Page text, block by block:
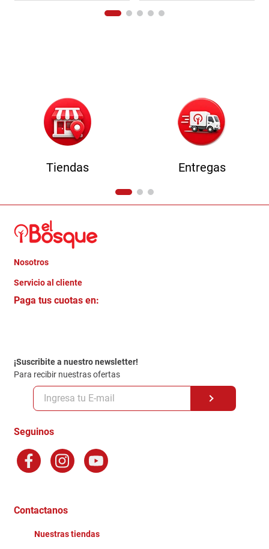
Tiendas Entregas
Nosotros
Quienes somos
Trabaja con Nosotros
Servicio al cliente
Crédito Directo
Politica de Privacidad
Políticas y condiciones GiftCard
Formas de Pago
Terminos y Condiciones
Factura Electronica
Ganadores - Promociones
Paga tus cuotas en:
¡Suscribite a nuestro newsletter!
Para recibir nuestras ofertas
Seguinos
Contactanos
Nuestras tiendas